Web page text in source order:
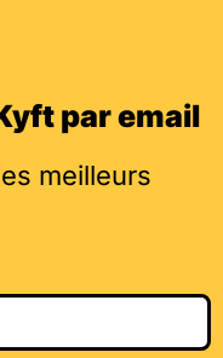
par email
meilleurs